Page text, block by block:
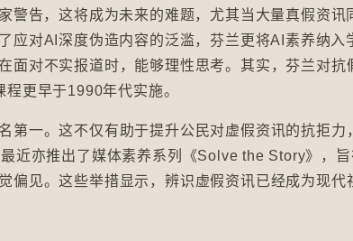
警告，这将成为未来的难题，尤其当大量真假资讯
应对AI深度伪造内容的泛滥，芬兰更将AI素养纳入
面对不实报道时，能够理性思考。其实，芬兰对抗
更早于1990年代实施。
第一。这不仅有助于提升公民对虚假资讯的抗拒力
近亦推出了媒体素养系列《Solve the Story》，旨
偏见。这些举措显示，辨识虚假资讯已经成为现代